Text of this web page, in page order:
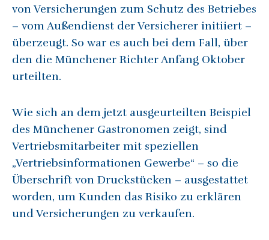
von Versicherungen zum Schutz des Betriebes
– vom Außendienst der Versicherer initiiert –
überzeugt. So war es auch bei dem Fall, über
den die Münchener Richter Anfang Oktober
urteilten.
Wie sich an dem jetzt ausgeurteilten Beispiel
des Münchener Gastronomen zeigt, sind
Vertriebsmitarbeiter mit speziellen
„Vertriebsinformationen Gewerbe“ – so die
Überschrift von Druckstücken – ausgestattet
worden, um Kunden das Risiko zu erklären
und Versicherungen zu verkaufen.